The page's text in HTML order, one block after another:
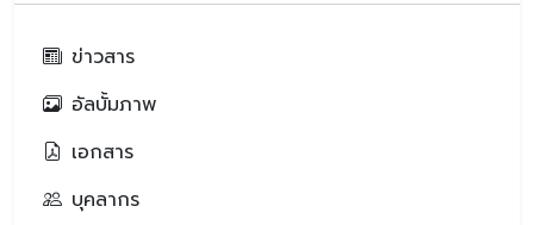
ข่าวสาร
อัลบั้มภาพ
เอกสาร
บุคลากร